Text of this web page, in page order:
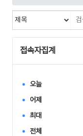
접속자집계
오늘
어제
최대
전체